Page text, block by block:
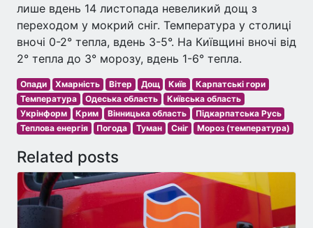
лише вдень 14 листопада невеликий дощ з
переходом у мокрий сніг. Температура у столиці
вночі 0-2° тепла, вдень 3-5°. На Київщині вночі від
2° тепла до 3° морозу, вдень 1-6° тепла.
Опади Хмарність Вітер Дощ Київ
Карпатські гори
Температура
Одеська область
Київська область
Укрінформ
Крим Вінницька область
Підкарпатська Русь
Теплова енергія
Погода Туман Сніг Мороз (температура)
Related posts